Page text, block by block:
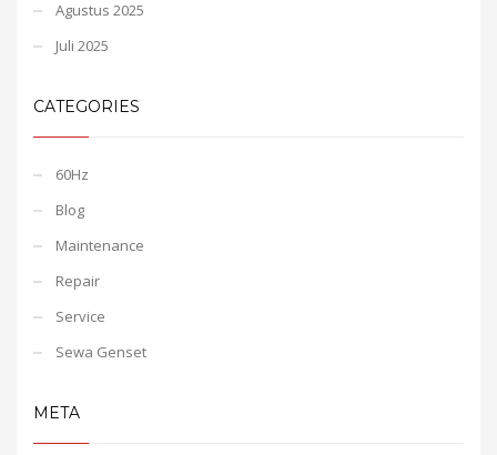
Agustus 2025
Juli 2025
CATEGORIES
60Hz
Blog
Maintenance
Repair
Service
Sewa Genset
META